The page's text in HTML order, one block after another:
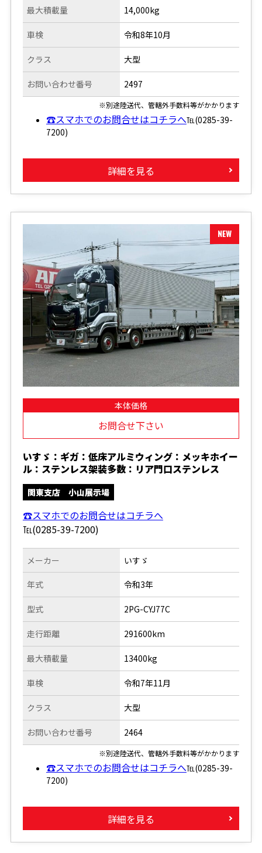
最大積載量
車検
クラス
お問い合わせ番号
14,000kg
令和8年10月
大型
2497
※別途陸送代、管轄外手数料等がかかります
☎スマホでのお問合せはコチラへ℡(0285-39-
7200)
詳細を見る
本体価格
お問合せ下さい
いすゞ：ギガ：低床アルミウィング：メッキホイー
ル：ステンレス架装多数：リア門口ステンレス
関東支店 小山展示場
☎スマホでのお問合せはコチラへ
℡(0285-39-7200)
メーカー
年式
型式
走行距離
いすゞ
令和3年
2PG-CYJ77C
291600km
最大積載量
車検
クラス
お問い合わせ番号
13400kg
令和7年11月
大型
2464
※別途陸送代、管轄外手数料等がかかります
☎スマホでのお問合せはコチラへ℡(0285-39-
7200)
詳細を見る